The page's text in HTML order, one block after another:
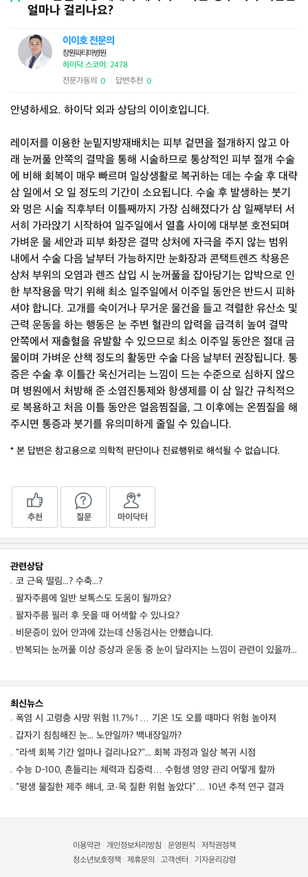
얼마나 걸리나요?
이이호 전문의
창원파티마병원
하이닥 스코어: 2478
전문가동의 0 답변추천 0
안녕하세요. 하이닥 외과 상담의 이이호입니다.
레이저를 이용한 눈밑지방재배치는 피부 겉면을 절개하지 않고 아
래 눈꺼풀 안쪽의 결막을 통해 시술하므로 통상적인 피부 절개 수술
에 비해 회복이 매우 빠르며 일상생활로 복귀하는 데는 수술 후 대략
삼 일에서 오 일 정도의 기간이 소요됩니다. 수술 후 발생하는 붓기
와 멍은 시술 직후부터 이틀째까지 가장 심해졌다가 삼 일째부터 서
서히 가라앉기 시작하여 일주일에서 열흘 사이에 대부분 호전되며
가벼운 물 세안과 피부 화장은 결막 상처에 자극을 주지 않는 범위
내에서 수술 다음 날부터 가능하지만 눈화장과 콘택트렌즈 착용은
상처 부위의 오염과 렌즈 삽입 시 눈꺼풀을 잡아당기는 압박으로 인
한 부작용을 막기 위해 최소 일주일에서 이주일 동안은 반드시 피하
셔야 합니다. 고개를 숙이거나 무거운 물건을 들고 격렬한 유산소 및
근력 운동을 하는 행동은 눈 주변 혈관의 압력을 급격히 높여 결막
안쪽에서 재출혈을 유발할 수 있으므로 최소 이주일 동안은 절대 금
물이며 가벼운 산책 정도의 활동만 수술 다음 날부터 권장됩니다. 통
증은 수술 후 이틀간 욱신거리는 느낌이 드는 수준으로 심하지 않으
며 병원에서 처방해 준 소염진통제와 항생제를 이 삼 일간 규칙적으
로 복용하고 처음 이틀 동안은 얼음찜질을, 그 이후에는 온찜질을 해
주시면 통증과 붓기를 유의미하게 줄일 수 있습니다.
* 본 답변은 참고용으로 의학적 판단이나 진료행위로 해석될 수 없습니다.
추천 질문 마이닥터
관련상담
코 근육 떨림...? 수축...?
팔자주름에 일반 보톡스도 도움이 될까요?
팔자주름 필러 후 웃을 때 어색할 수 있나요?
비문증이 있어 안과에 갔는데 산동검사는 안했습니다.
반복되는 눈꺼풀 이상 증상과 운동 중 눈이 달라지는 느낌이 관련이 있을까요
최신뉴스
폭염 시 고령층 사망 위험 11.7%↑… 기온 1도 오를 때마다 위험 높아져
갑자기 침침해진 눈... 노안일까? 백내장일까?
"라섹 회복 기간 얼마나 걸리나요?"... 회복 과정과 일상 복귀 시점
수능 D-100, 흔들리는 체력과 집중력… 수험생 영양 관리 어떻게 할까
“평생 물질한 제주 해녀, 코·목 질환 위험 높았다”… 10년 추적 연구 결과
이용약관 개인정보처리방침 운영원칙
저작권정책
청소년보호정책
제휴문의 고객센터 기자윤리강령